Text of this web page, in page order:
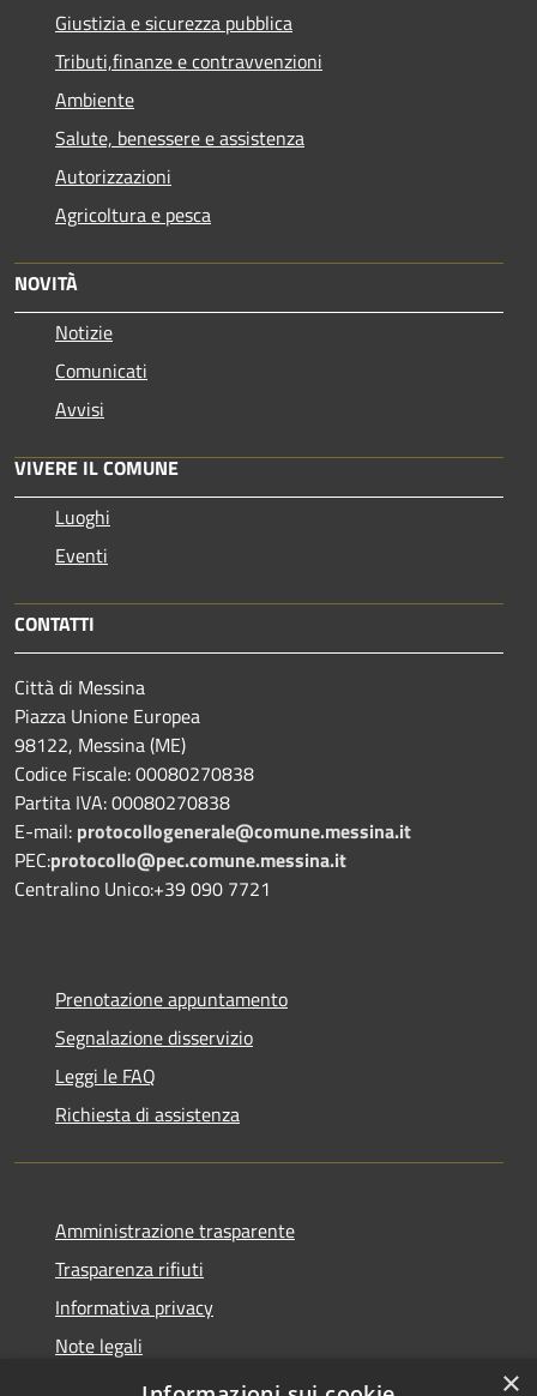
Giustizia e sicurezza pubblica
Tributi,finanze e contravvenzioni
Ambiente
Salute, benessere e assistenza
Autorizzazioni
Agricoltura e pesca
NOVITÀ
Notizie
Comunicati
Avvisi
VIVERE IL COMUNE
Luoghi
Eventi
CONTATTI
Città di Messina
Piazza Unione Europea
98122, Messina (ME)
Codice Fiscale: 00080270838
Partita IVA: 00080270838
E-mail: protocollogenerale@comune.messina.it
PEC:protocollo@pec.comune.messina.it
Centralino Unico:+39 090 7721
Prenotazione appuntamento
Segnalazione disservizio
Leggi le FAQ
Richiesta di assistenza
Amministrazione trasparente
Trasparenza rifiuti
Informativa privacy
Note legali
Dichiarazione di accessibilità
×